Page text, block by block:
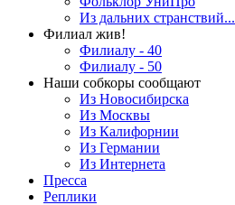
Из дальних странствий...
Филиал жив!
Филиалу - 40
Филиалу - 50
Наши собкоры сообщают
Из Новосибирска
Из Москвы
Из Калифорнии
Из Германии
Из Интернета
Пресса
Реплики